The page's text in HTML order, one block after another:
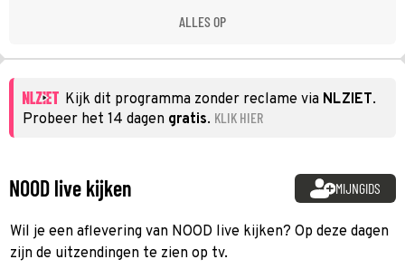
ALLES OP
Kijk dit programma zonder reclame via NLZIET.
Probeer het 14 dagen gratis. KLIK HIER
NOOD live kijken MIJNGIDS
Wil je een aflevering van NOOD live kijken? Op deze dagen
zijn de uitzendingen te zien op tv.